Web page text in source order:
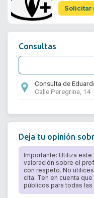
Solicitar
Consultas
Consulta de
Calle Peregrina, 14
Deja tu opinión
Importante: Utiliza
valoración sobre el
con respeto. No
cita. Ten en cuenta
públicos para todas